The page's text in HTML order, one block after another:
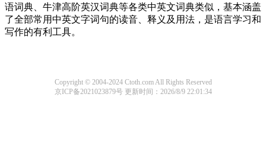
语词典、牛津高阶英汉词典等各类中英文词典类似，基本涵盖
了全部常用中英文字词句的读音、释义及用法，是语言学习和
写作的有利工具。
Copyright © 2004-2024 Ctoth.com All Rights Reserved
京ICP备2021023879号 更新时间：2026/8/9 22:01:34